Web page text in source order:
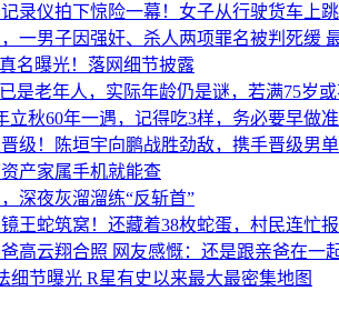
录仪拍下惊险一幕！女子从行驶货车上
一男子因强奸、杀人两项罪名被判死缓
名曝光！落网细节披露
是老年人，实际年龄仍是谜，若满75岁
立秋60年一遇，记得吃3样，务必要早做
级！陈垣宇向鹏战胜劲敌，携手晋级男
产家属手机就能查
深夜灰溜溜练“反斩首”
王蛇筑窝！还藏着38枚蛇蛋，村民连忙
高云翔合照 网友感慨：还是跟亲爸在一
细节曝光 R星有史以来最大最密集地图